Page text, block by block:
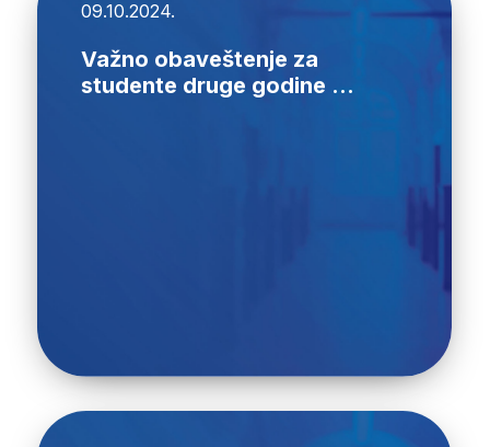
09.10.2024.
Važno obaveštenje za
studente druge godine ...